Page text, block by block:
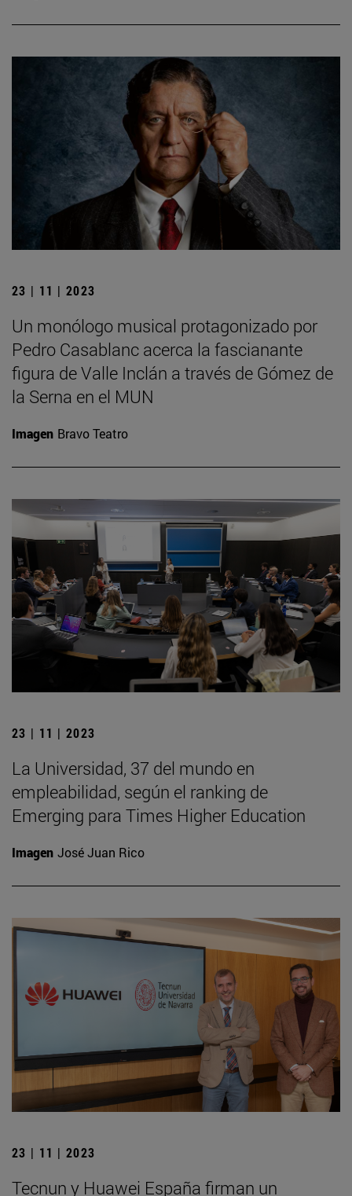
23 | 11 | 2023
Un monólogo musical protagonizado por
Pedro Casablanc acerca la fascianante
figura de Valle Inclán a través de Gómez de
la Serna en el MUN
Imagen Bravo Teatro
23 | 11 | 2023
La Universidad, 37 del mundo en
empleabilidad, según el ranking de
Emerging para Times Higher Education
Imagen José Juan Rico
23 | 11 | 2023
Tecnun y Huawei España firman un